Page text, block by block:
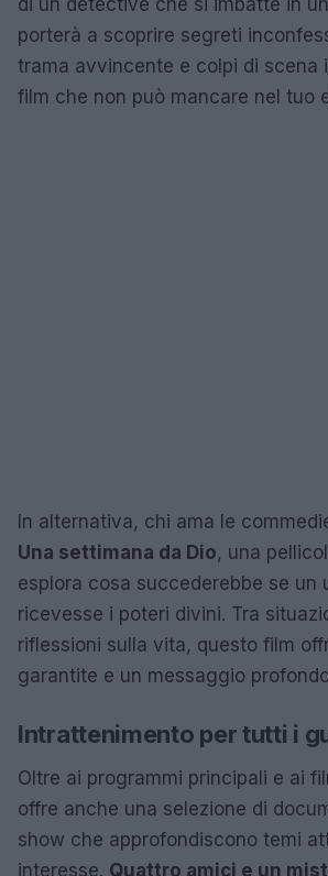
porterà a scoprire segreti
trama avvincente e colpi di scena
film che non può mancare nel tuo
In alternativa, chi ama le
Una settimana da Dio, una
esplora cosa succederebbe se un
ricevesse i poteri divini. Tra
riflessioni sulla vita, questo film
garantite e un messaggio
Intrattenimento per tutti i
Oltre ai programmi principali e ai
offre anche una selezione di
show che approfondiscono temi
interesse. Quattro amici e un